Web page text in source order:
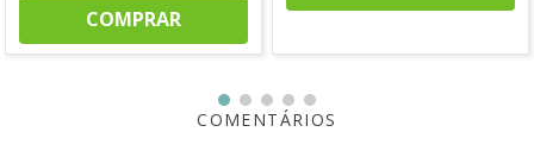
COMPRAR
COMENTÁRIOS